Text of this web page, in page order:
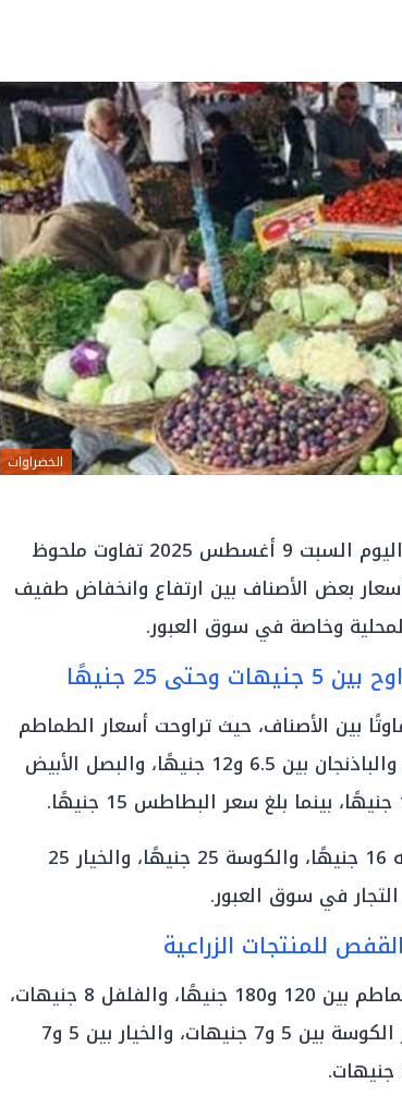
الخضراوات
شهدت أسعار الخضراوات والفاكهة اليوم السبت 9 أغسطس 2025 تفاوت ملحوظ
بعض الأصناف بين ارتفاع وانخفاض طفيف
وخاصة في سوق العبور.
25 جنيهًا
بين الأصناف، حيث تراوحت أسعار الطماطم
بين 5.5 جنيهات و10 جنيهات للكيلو، والباذنجان بين 6.5 و12 جنيهًا، والبصل الأبيض
كما سجل سعر الفلفل بمختلف أنواعه 16 جنيهًا، والكوسة 25 جنيهًا، والخيار 25
في سوق العبور.
للمنتجات الزراعية
في سوق العبور، بلغ سعر قفص الطماطم بين 120 و180 جنيهًا، والفلفل 8 جنيهات،
والليمون 5 جنيهات، بينما تراوح سعر الكوسة بين 5 و7 جنيهات، والخيار بين 5 و7